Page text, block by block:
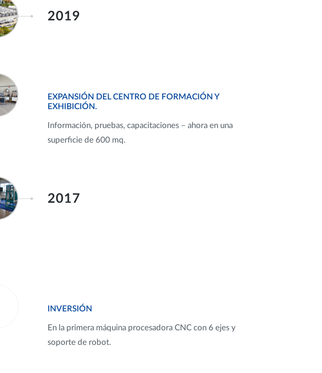
2019
EXPANSIÓN DEL CENTRO DE FORMACIÓN Y
EXHIBICIÓN.
Información, pruebas, capacitaciones – ahora en una
superficie de 600 mq.
2017
INVERSIÓN
En la primera máquina procesadora CNC con 6 ejes y
soporte de robot.